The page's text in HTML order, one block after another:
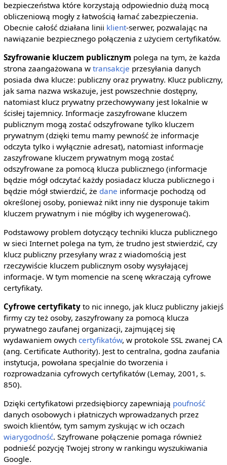
bezpieczeństwa które korzystają odpowiednio dużą mocą
obliczeniową mogły z łatwością łamać zabezpieczenia.
Obecnie całość działana linii klient-serwer, pozwalając na
nawiązanie bezpiecznego połączenia z użyciem certyfikatów.
Szyfrowanie kluczem publicznym polega na tym, że każda
strona zaangażowana w transakcje przesyłania danych
posiada dwa klucze: publiczny oraz prywatny. Klucz publiczny,
jak sama nazwa wskazuje, jest powszechnie dostępny,
natomiast klucz prywatny przechowywany jest lokalnie w
ścisłej tajemnicy. Informacje zaszyfrowane kluczem
publicznym mogą zostać odszyfrowane tylko kluczem
prywatnym (dzięki temu mamy pewność że informacje
odczyta tylko i wyłącznie adresat), natomiast informacje
zaszyfrowane kluczem prywatnym mogą zostać
odszyfrowane za pomocą klucza publicznego (informacje
będzie mógł odczytać każdy posiadacz klucza publicznego i
będzie mógł stwierdzić, że dane informacje pochodzą od
określonej osoby, ponieważ nikt inny nie dysponuje takim
kluczem prywatnym i nie mógłby ich wygenerować).
Podstawowy problem dotyczący techniki klucza publicznego
w sieci Internet polega na tym, że trudno jest stwierdzić, czy
klucz publiczny przesyłany wraz z wiadomością jest
rzeczywiście kluczem publicznym osoby wysyłającej
informacje. W tym momencie na scenę wkraczają cyfrowe
certyfikaty.
Cyfrowe certyfikatyto nic innego, jak klucz publiczny jakiejś
firmy czy też osoby, zaszyfrowany za pomocą klucza
prywatnego zaufanej organizacji, zajmującej się
wydawaniem owych certyfikatów, w protokole SSL zwanej CA
(ang. Certificate Authority). Jest to centralna, godna zaufania
instytucja, powołana specjalnie do tworzenia i
rozprowadzania cyfrowych certyfikatów (Lemay, 2001, s.
850).
Dzięki certyfikatowi przedsiębiorcy zapewniają poufność
danych osobowych i płatniczych wprowadzanych przez
swoich klientów, tym samym zyskując w ich oczach
wiarygodność. Szyfrowane połączenie pomaga również
podnieść pozycję Twojej strony w rankingu wyszukiwania
Google.